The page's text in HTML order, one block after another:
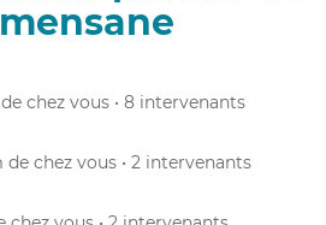
chez vous • 8 intervenants
de chez vous • 2 intervenants